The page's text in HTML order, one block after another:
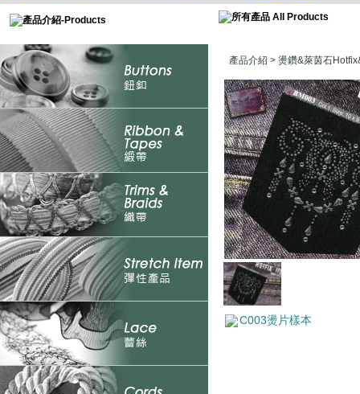
產品介紹 > 燙鑽&萊茵石
C003燙片樣本